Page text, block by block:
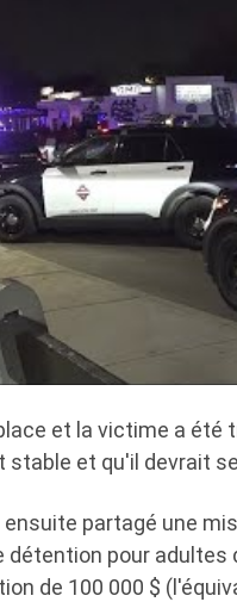
et la victime a été
et qu'il devrait
partagé une
pour adultes
de 100 000 $